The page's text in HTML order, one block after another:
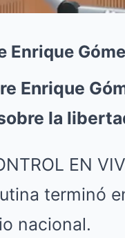
Enrique
Enrique
la
EN
terminó
nacional.